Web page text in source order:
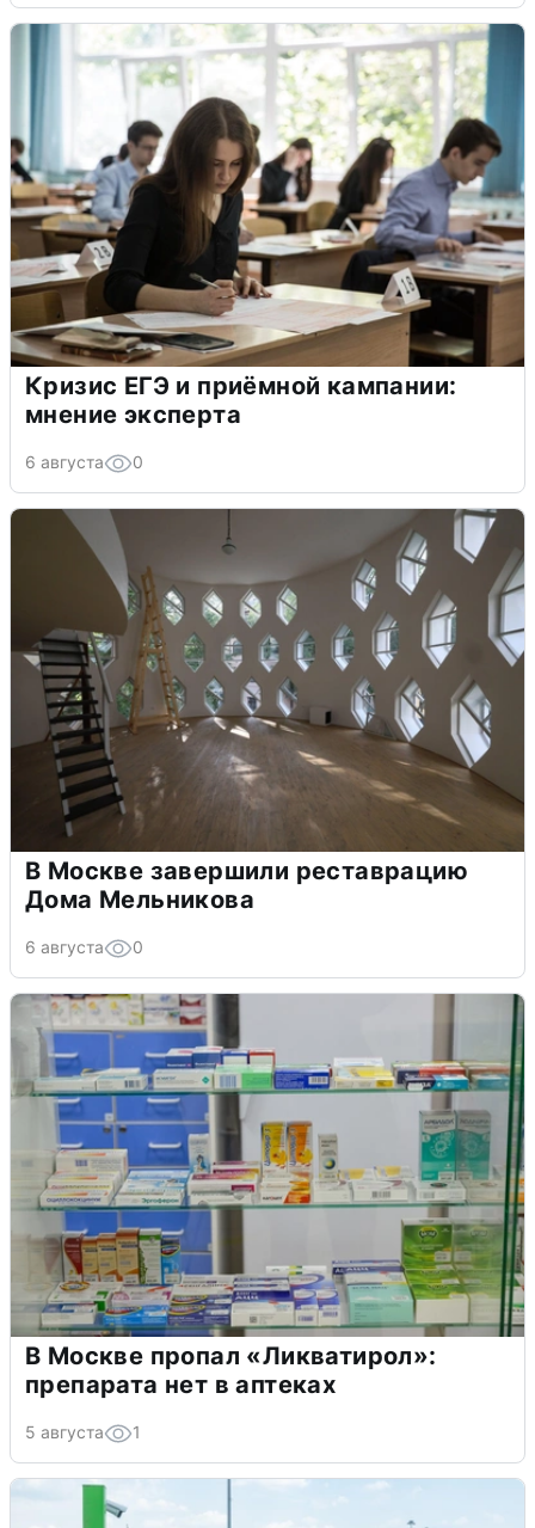
Кризис ЕГЭ и приёмной кампании:
мнение эксперта
6 августа 0
В Москве завершили реставрацию
Дома Мельникова
6 августа 0
В Москве пропал «Ликватирол»:
препарата нет в аптеках
5 августа 1